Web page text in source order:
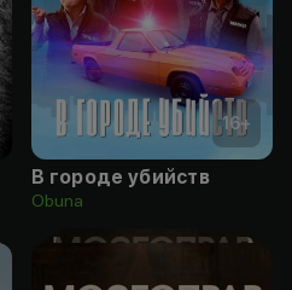
16+
В городе убийств
Obuna